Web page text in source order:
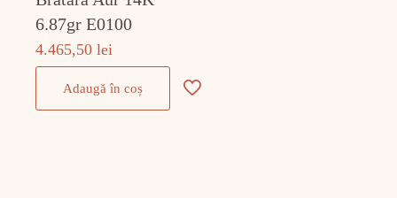
6.87gr E0100
4.465,50lei
Adaugă în coș